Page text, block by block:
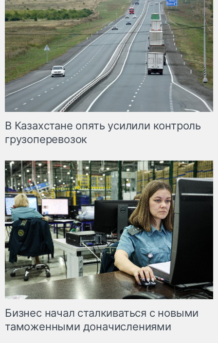
В Казахстане опять усилили контроль
грузоперевозок
Бизнес начал сталкиваться с новыми
таможенными доначислениями